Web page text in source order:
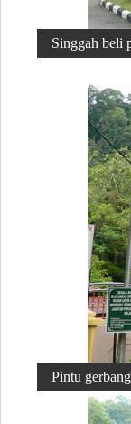
Singgah beli
Pintu